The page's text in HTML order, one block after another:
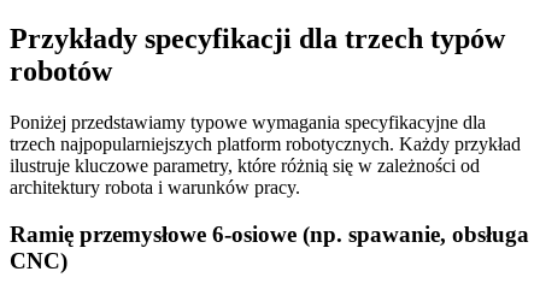
Przykłady specyfikacji dla trzech typów
robotów
Poniżej przedstawiamy typowe wymagania specyfikacyjne dla
trzech najpopularniejszych platform robotycznych. Każdy przykład
ilustruje kluczowe parametry, które różnią się w zależności od
architektury robota i warunków pracy.
Ramię przemysłowe 6-osiowe (np. spawanie, obsługa
CNC)